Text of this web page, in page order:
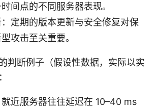
间点的不同服务器表现。
定期的版本更新与安全修复对保
攻击至关重要。
判断例子（假设性数据，实际以实
近服务器往往延迟在 10–40 ms